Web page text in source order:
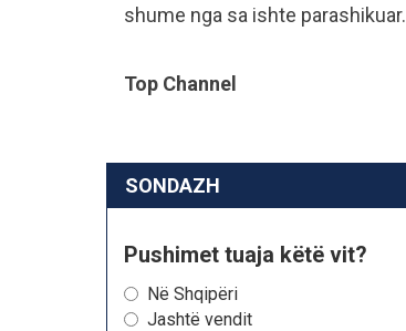
shume nga sa ishte parashikuar.
Top Channel
SONDAZH
Pushimet tuaja këtë vit?
Në Shqipëri
Jashtë vendit